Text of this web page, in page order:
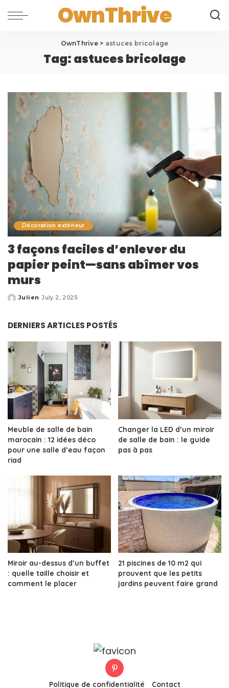
OwnThrive
OwnThrive > astuces bricolage
Tag:astuces bricolage
Décoration extérieur
3 façons faciles d’enlever du
papier peint—sans abîmer vos
murs
Posted
Julien July 2, 2025
DERNIERS ARTICLES POSTÉS
Meuble de salle de bain
marocain : 12 idées déco
pour une salle d’eau façon
riad
Changer la LED d’un miroir
de salle de bain : le guide
pas à pas
Miroir au-dessus d’un buffet
: quelle taille choisir et
comment le placer
21 piscines de 10 m2 qui
prouvent que les petits
jardins peuvent faire grand
Politique de confidentialité Contact